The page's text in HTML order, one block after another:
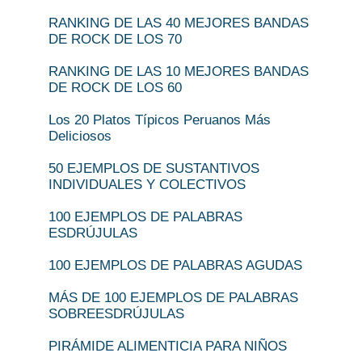
RANKING DE LAS 40 MEJORES BANDAS
DE ROCK DE LOS 70
RANKING DE LAS 10 MEJORES BANDAS
DE ROCK DE LOS 60
Los 20 Platos Típicos Peruanos Más
Deliciosos
50 EJEMPLOS DE SUSTANTIVOS
INDIVIDUALES Y COLECTIVOS
100 EJEMPLOS DE PALABRAS
ESDRÚJULAS
100 EJEMPLOS DE PALABRAS AGUDAS
MÁS DE 100 EJEMPLOS DE PALABRAS
SOBREESDRÚJULAS
PIRÁMIDE ALIMENTICIA PARA NIÑOS